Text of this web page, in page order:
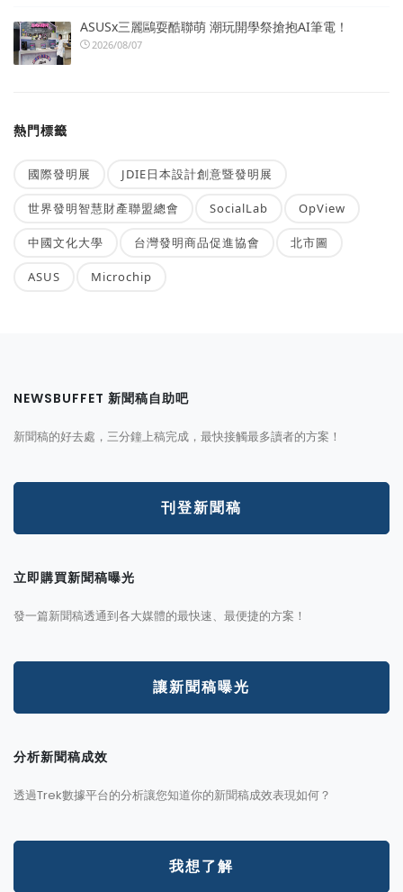
ASUSx三麗鷗耍酷聯萌 潮玩開學祭搶抱AI筆電！
2026/08/07
熱門標籤
國際發明展 JDIE日本設計創意暨發明展
世界發明智慧財產聯盟總會 SocialLab OpView
中國文化大學 台灣發明商品促進協會 北市圖
ASUS Microchip
NEWSBUFFET 新聞稿自助吧
新聞稿的好去處，三分鐘上稿完成，最快接觸最多讀者的方案！
刊登新聞稿
立即購買新聞稿曝光
發一篇新聞稿透通到各大媒體的最快速、最便捷的方案！
讓新聞稿曝光
分析新聞稿成效
透過Trek數據平台的分析讓您知道你的新聞稿成效表現如何？
我想了解